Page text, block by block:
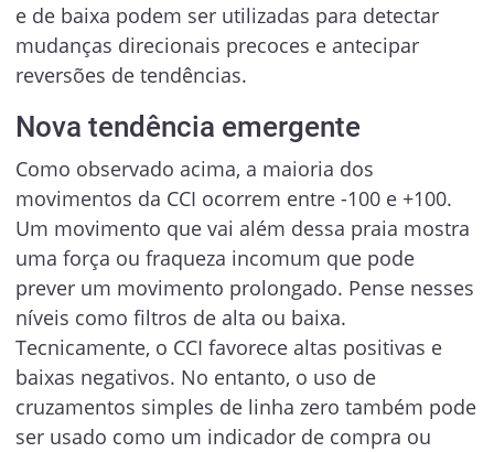
e de baixa podem ser utilizadas para detectar
mudanças direcionais precoces e antecipar
reversões de tendências.
Nova tendência emergente
Como observado acima, a maioria dos
movimentos da CCI ocorrem entre -100 e +100.
Um movimento que vai além dessa praia mostra
uma força ou fraqueza incomum que pode
prever um movimento prolongado. Pense nesses
níveis como filtros de alta ou baixa.
Tecnicamente, o CCI favorece altas positivas e
baixas negativos. No entanto, o uso de
cruzamentos simples de linha zero também pode
ser usado como um indicador de compra ou